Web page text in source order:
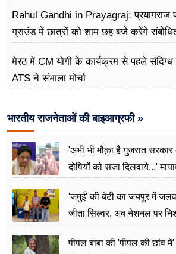
Rahul Gandhi in Prayagraj: प्रयागराज
ग्राउंड में छात्रों को शाम छह बजे करेंगे
मेरठ में CM योगी के कार्यक्रम से पहले संदिग्ध
ATS ने संभाला मोर्चा
भारतीय राजनेताओं की बाइआग्रफी »
'अभी भी मौक़ा है गुजरात
दोषियों को सजा दिलवाये...'
'जमुई' की बेटी का जयपुर में
जीता सिल्वर, अब नेशनल पर
पीपल बाबा की 'पीपल की छांव